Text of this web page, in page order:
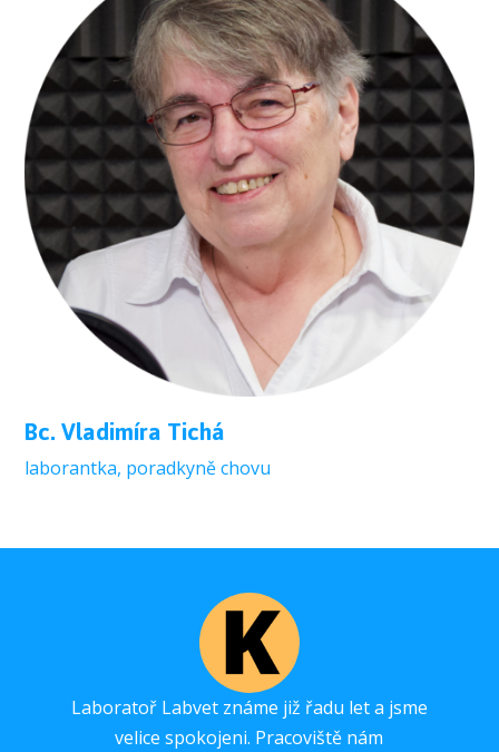
Bc. Vladimíra Tichá
laborantka, poradkyně chovu
Laboratoř Labvet známe již řadu let a jsme
velice spokojeni. Pracoviště nám
Kvalita